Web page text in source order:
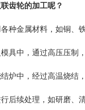
齿轮的加工呢？
种金属材料，如铜、
具中，通过高压压制
炉中，经过高温烧结
后续处理，如研磨、